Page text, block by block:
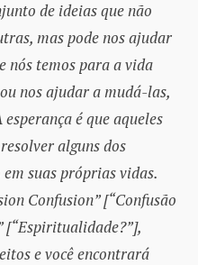
de ideias que não
mas pode nos ajudar
nós temos para a vida
nos ajudar a mudá-las,
é que aqueles
alguns dos
suas próprias vidas.
Confusion” [“Confusão
[“Espiritualidade?”],
e você encontrará